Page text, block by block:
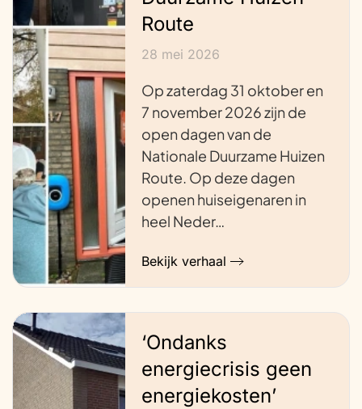
Route
28 mei 2026
Op zaterdag 31 oktober en
7 november 2026 zijn de
open dagen van de
Nationale Duurzame Huizen
Route. Op deze dagen
openen huiseigenaren in
heel Neder…
Bekijk verhaal
‘Ondanks
energiecrisis geen
energiekosten’